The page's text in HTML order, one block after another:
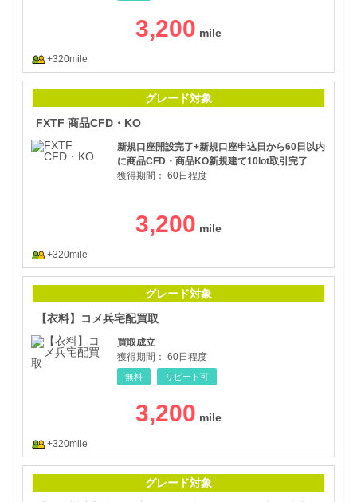
3,200
+320mile
グレード対象
FXTF 商品CFD・KO
新規口座開設完了+新規口座申込日から60日以内
に商品CFD・商品KO新規建て10lot取引完了
獲得期間： 60日程度
3,200
+320mile
グレード対象
【衣料】コメ兵宅配買取
買取成立
獲得期間： 60日程度
無料 リピート可
3,200
+320mile
グレード対象